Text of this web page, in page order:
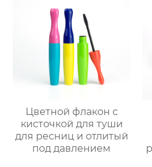
Цветной флакон с
кисточкой для туши
для ресниц и отлитый
под давлением